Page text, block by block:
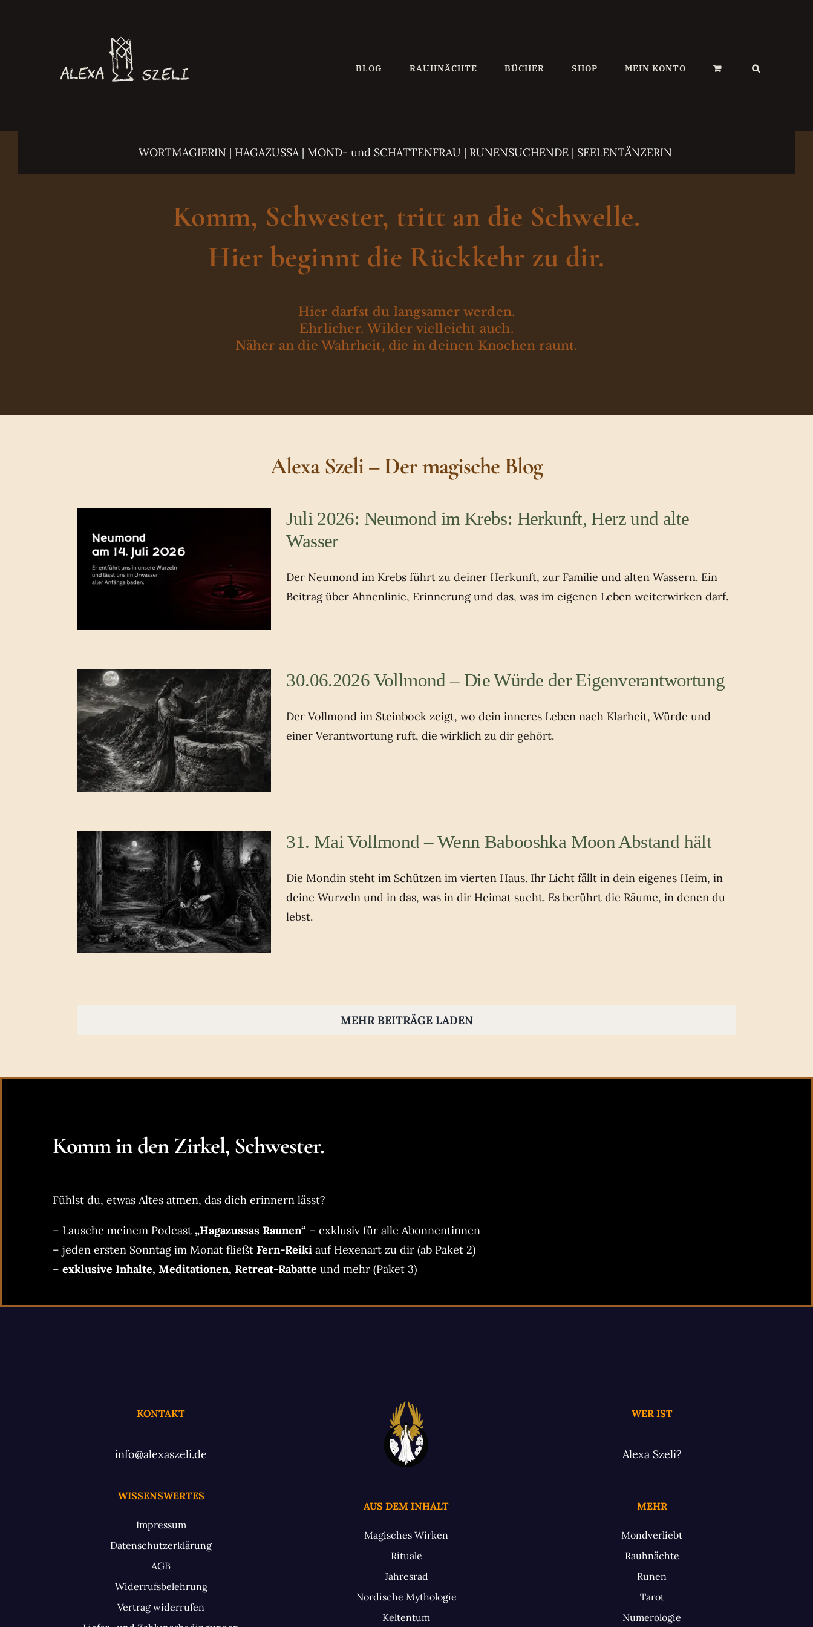
BLOG RAUHNÄCHTE BÜCHER SHOP MEIN KONTO
WORTMAGIERIN | HAGAZUSSA | MOND- und SCHATTENFRAU | RUNENSUCHENDE | SEELENTÄNZERIN
Komm, Schwester, tritt an die Schwelle.
Hier beginnt die Rückkehr zu dir.
Hier darfst du langsamer werden.
Ehrlicher. Wilder vielleicht auch.
Näher an die Wahrheit, die in deinen Knochen raunt.
Alexa Szeli – Der magische Blog
Juli 2026: Neumond im Krebs: Herkunft, Herz und alte
Wasser
Der Neumond im Krebs führt zu deiner Herkunft, zur Familie und alten Wassern. Ein
Beitrag über Ahnenlinie, Erinnerung und das, was im eigenen Leben weiterwirken darf.
30.06.2026 Vollmond – Die Würde der Eigenverantwortung
Der Vollmond im Steinbock zeigt, wo dein inneres Leben nach Klarheit, Würde und
einer Verantwortung ruft, die wirklich zu dir gehört.
31. Mai Vollmond – Wenn Babooshka Moon Abstand hält
Die Mondin steht im Schützen im vierten Haus. Ihr Licht fällt in dein eigenes Heim, in
deine Wurzeln und in das, was in dir Heimat sucht. Es berührt die Räume, in denen du
lebst.
MEHR BEITRÄGE LADEN
Komm in den Zirkel, Schwester.
Fühlst du, etwas Altes atmen, das dich erinnern lässt?
– Lausche meinem Podcast „Hagazussas Raunen“ – exklusiv für alle Abonnentinnen
– jeden ersten Sonntag im Monat fließt Fern-Reikiauf Hexenart zu dir (ab Paket 2)
– exklusive Inhalte, Meditationen, Retreat-Rabatte und mehr (Paket 3)
KONTAKT
info@alexaszeli.de
WER IST
Alexa Szeli?
WISSENSWERTES
Impressum
Datenschutzerklärung
AGB
Widerrufsbelehrung
Vertrag widerrufen
AUS DEM INHALT
Magisches Wirken
Rituale
Jahresrad
Nordische Mythologie
Keltentum
MEHR
Mondverliebt
Rauhnächte
Runen
Tarot
Numerologie